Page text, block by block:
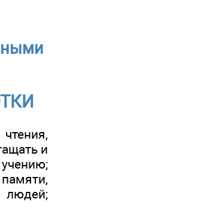
и
людей;